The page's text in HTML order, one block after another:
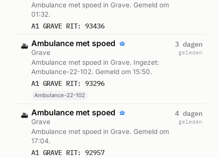
Ambulance met spoed in Grave. Gemeld om
01:32.
A1 GRAVE RIT: 93436
🚑 Ambulance met spoed
Grave
Ambulance met spoed in Grave. Ingezet:
Ambulance-22-102. Gemeld om 15:50.
A1 GRAVE RIT: 93296
Ambulance-22-102
3 dagen
geleden
🚑 Ambulance met spoed
Grave
Ambulance met spoed in Grave. Gemeld om
17:04.
A1 GRAVE RIT: 92957
4 dagen
geleden